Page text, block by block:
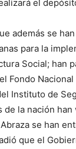
el
además se
para la
Social; han
Fondo
Instituto de
de la nación han
se han
que el